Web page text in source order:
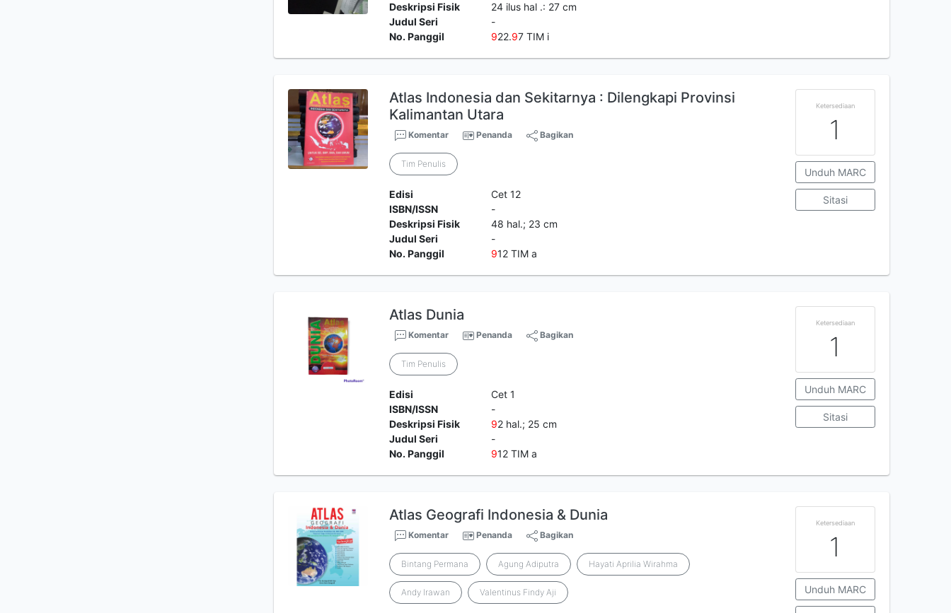
Deskripsi Fisik
24 ilus hal .: 27 cm
Judul Seri
-
No. Panggil
922.97 TIM i
Atlas Indonesia dan Sekitarnya : Dilengkapi Provinsi
Kalimantan Utara
Komentar Penanda Bagikan
Tim Penulis
Edisi
Cet 12
ISBN/ISSN
-
Deskripsi Fisik
48 hal.; 23 cm
Judul Seri
-
No. Panggil
912 TIM a
Ketersediaan
1
Unduh MARC
Sitasi
Atlas Dunia
Komentar Penanda Bagikan
Tim Penulis
Edisi
Cet 1
ISBN/ISSN
-
Deskripsi Fisik
92 hal.; 25 cm
Judul Seri
-
No. Panggil
912 TIM a
Ketersediaan
1
Unduh MARC
Sitasi
Atlas Geografi Indonesia & Dunia
Komentar Penanda Bagikan
Bintang Permana Agung Adiputra Hayati Aprilia Wirahma
Andy Irawan Valentinus Findy Aji
Ketersediaan
1
Unduh MARC